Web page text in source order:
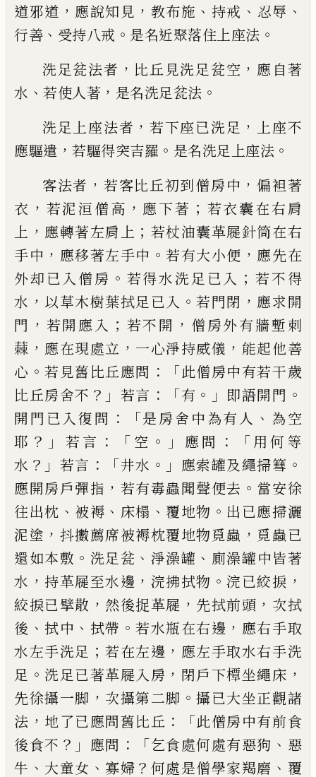
道邪道 ， 應說知見 ， 教布施 、 持戒 、 忍辱 、
行善 、 受持八戒 。 是名近聚落住上座法 。
洗足瓫法者 ， 比丘見洗足瓫空 ， 應自著
水 、 若使人著 ， 是名洗足瓫法 。
洗足上座法者 ，若下座已洗足 ， 上座不
應驅遣 ， 若驅得突吉羅 。 是名洗足上座法 。
客法者 ， 若客比丘初到僧房中 ，偏袒著
衣 ， 若泥洹僧高 ， 應下著 ； 若衣囊在右肩
上 ， 應轉著左肩上 ； 若杖油囊革屣針筒在右
手中 ， 應移著左手中 。若有大小便 ， 應先在
外却已 入僧房 。 若得水洗足已入 ； 若不得
水 ， 以草木樹葉拭足已入 。若門閉 ， 應求開
門 ， 若開應入 ； 若不開 ， 僧房外有牆塹刺
蕀 ， 應在現處立 ， 一心淨持威儀 ， 能起他善
心 。若見舊比丘應問 ：「此僧房中有若干歲
比丘房舍不 ？」 若言 ：「有 。」 即語開門 。
開門已入復問 ：「是房舍 中為有人 、 為空
耶 ？」 若言 ：「 空 。」 應問 ：「用何等
水 ？」 若言 ：「井水 。」 應索罐及繩掃篲 。
應開房戶彈指 ， 若有毒蟲聞聲便去 。 當安徐
往出枕 、 被褥 、 床榻 、 覆地物 。 出已應掃灑
泥塗 ， 抖擻薦席被褥枕覆地物覓蟲 ， 覓蟲已
還如本敷 。 洗足瓫 、 淨澡罐 、 廁澡罐中皆著
水 ， 持革屣至水邊 ， 浣拂拭物 。浣已絞捩 ，
絞捩已擘散 ， 然後捉革屣 ， 先拭前頭 ， 次拭
後 、拭中 、 拭帶 。若水瓶在右邊 ， 應右手取
水左手洗足 ； 若在左邊 ， 應左手取水右手洗
足 。 洗足已著革屣入房 ， 閉戶下橝坐繩床 ，
先徐攝一脚 ， 次攝第二脚 。攝已大坐正觀諸
法 ， 地了已應問舊比丘 ： 「此僧房中有前食
後食不 ？」 應問 ：「乞食處何處有惡狗 、 惡
牛 、 大童女 、 寡婦 ？ 何處是僧學家羯磨 、 覆